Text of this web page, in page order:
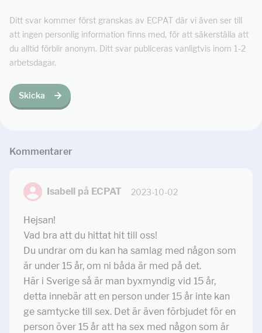
Ditt svar kommer först granskas av ECPAT där vi även ser till
att ingen personlig information finns med, för att säkerställa att
du alltid förblir anonym. Ditt svar publiceras vanligtvis inom 1-2
arbetsdagar.
Skicka
Kommentarer
Isabell på ECPAT 2023-10-02
Hejsan!
Vad bra att du hittat hit till oss!
Du undrar om du kan ha samlag med någon som
är under 15 år, om ni båda är med på det.
Här i Sverige så är man byxmyndig vid 15 år,
detta innebär att en person under 15 år inte kan
ge samtycke till sex. Det är även förbjudet för en
person över 15 år att ha sex med någon som är